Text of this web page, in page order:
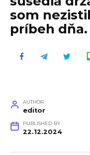
som
príbeh dňa.
AUTHOR
editor
PUBLISHED BY
22.12.2024